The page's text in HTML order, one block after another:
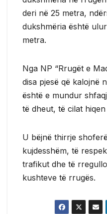
deri në 25 metra,
dukshmëria është
metra.
Nga NP “Rrugët e
disa pjesë që kalojnë
është e mundur
të dheut, të cilat
U bëjnë thirrje
kujdesshëm, të
trafikut dhe të
kushteve të rrugës.